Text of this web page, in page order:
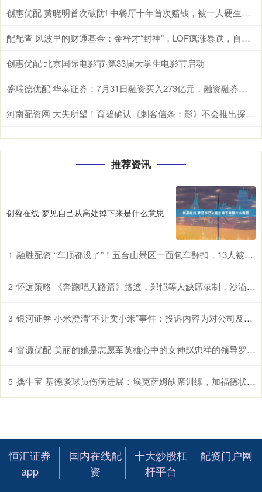
创惠优配 黄晓明首次破防! 中餐厅十年首次赔钱，被一人硬生生坑惨
配配查 风波里的财通基金：金梓才“封神”，LOF疯涨暴跌，自购狂赚5000万
创惠优配 北京国际电影节·第33届大学生电影节启动
盛瑞德优配 华泰证券：7月31日融资买入273亿元，融资融券余额7034亿元
河南配资网 大失所望！育碧确认《刺客信条：影》不会推出探索之旅模式_玩家_游戏_历史
推荐资讯
创盈在线 梦见自己从高处掉下来是什么意思
1 融胜配资 “车顶都没了”！五台山景区一面包车翻扣，13人被困全部获救；当地回应：无人死亡，事发原因正调查
2 怀远策略 《奔跑吧天路篇》路透，郑恺等人缺席录制，沙溢命太苦，新加5人
3 银河证券 小米澄清“不让卖小米”事件：投诉内容为对公司及高管名誉侵害
4 富源优配 美丽的她是志愿军英雄心中的女神赵忠祥的领导罗京的伯乐如今92岁
5 擒牛宝 基德谈球员伤病进展：埃克萨姆缺席训练，加福德状态好转
恒汇证券
app
国内在线配
资
十大炒股杠
杆平台
配资门户网